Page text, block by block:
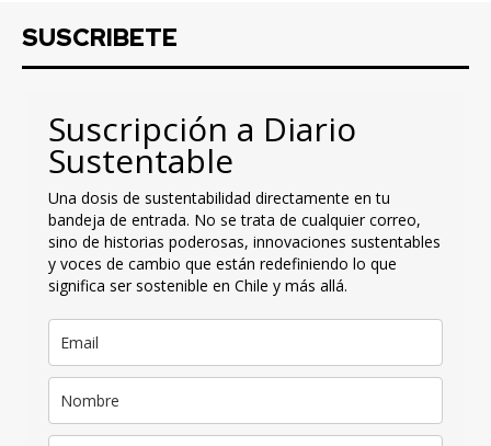
SUSCRIBETE
Suscripción a Diario
Sustentable
Una dosis de sustentabilidad directamente en tu
bandeja de entrada. No se trata de cualquier correo,
sino de historias poderosas, innovaciones sustentables
y voces de cambio que están redefiniendo lo que
significa ser sostenible en Chile y más allá.